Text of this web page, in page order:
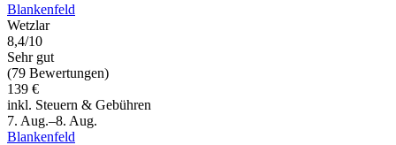
Blankenfeld
Wetzlar
8,4/10
Sehr gut
(79 Bewertungen)
139 €
inkl. Steuern & Gebühren
7. Aug.–8. Aug.
Blankenfeld